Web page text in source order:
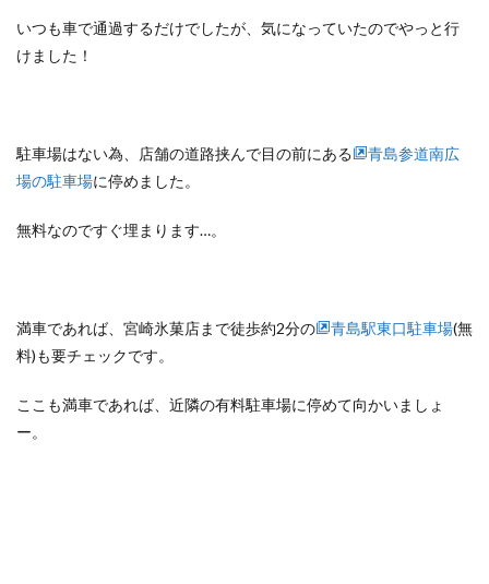
いつも車で通過するだけでしたが、気になっていたのでやっと行
けました！
駐車場はない為、店舗の道路挟んで目の前にある
青島参道南広
場の駐車場に停めました。
無料なのですぐ埋まります…。
満車であれば、宮崎氷菓店まで徒歩約2分の 青島駅東口駐車場(無
料)も要チェックです。
ここも満車であれば、近隣の有料駐車場に停めて向かいましょ
ー。